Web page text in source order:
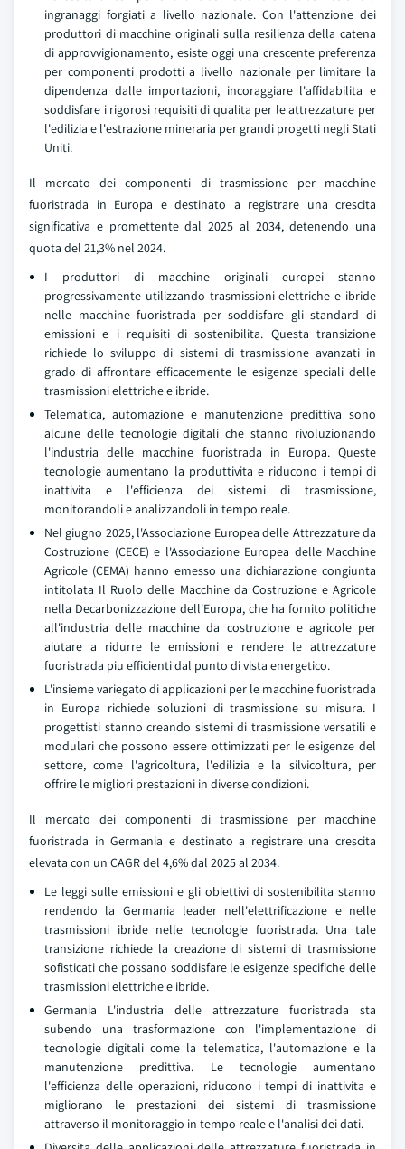
ingranaggi forgiati a livello nazionale. Con l'attenzione dei
produttori di macchine originali sulla resilienza della catena
di approvvigionamento, esiste oggi una crescente preferenza
per componenti prodotti a livello nazionale per limitare la
dipendenza dalle importazioni, incoraggiare l'affidabilita e
soddisfare i rigorosi requisiti di qualita per le attrezzature per
l'edilizia e l'estrazione mineraria per grandi progetti negli Stati
Uniti.
Il mercato dei componenti di trasmissione per macchine
fuoristrada in Europa e destinato a registrare una crescita
significativa e promettente dal 2025 al 2034, detenendo una
quota del 21,3% nel 2024.
I produttori di macchine originali europei stanno
progressivamente utilizzando trasmissioni elettriche e ibride
nelle macchine fuoristrada per soddisfare gli standard di
emissioni e i requisiti di sostenibilita. Questa transizione
richiede lo sviluppo di sistemi di trasmissione avanzati in
grado di affrontare efficacemente le esigenze speciali delle
trasmissioni elettriche e ibride.
Telematica, automazione e manutenzione predittiva sono
alcune delle tecnologie digitali che stanno rivoluzionando
l'industria delle macchine fuoristrada in Europa. Queste
tecnologie aumentano la produttivita e riducono i tempi di
inattivita e l'efficienza dei sistemi di trasmissione,
monitorandoli e analizzandoli in tempo reale.
Nel giugno 2025, l'Associazione Europea delle Attrezzature da
Costruzione (CECE) e l'Associazione Europea delle Macchine
Agricole (CEMA) hanno emesso una dichiarazione congiunta
intitolata Il Ruolo delle Macchine da Costruzione e Agricole
nella Decarbonizzazione dell'Europa, che ha fornito politiche
all'industria delle macchine da costruzione e agricole per
aiutare a ridurre le emissioni e rendere le attrezzature
fuoristrada piu efficienti dal punto di vista energetico.
L'insieme variegato di applicazioni per le macchine fuoristrada
in Europa richiede soluzioni di trasmissione su misura. I
progettisti stanno creando sistemi di trasmissione versatili e
modulari che possono essere ottimizzati per le esigenze del
settore, come l'agricoltura, l'edilizia e la silvicoltura, per
offrire le migliori prestazioni in diverse condizioni.
Il mercato dei componenti di trasmissione per macchine
fuoristrada in Germania e destinato a registrare una crescita
elevata con un CAGR del 4,6% dal 2025 al 2034.
Le leggi sulle emissioni e gli obiettivi di sostenibilita stanno
rendendo la Germania leader nell'elettrificazione e nelle
trasmissioni ibride nelle tecnologie fuoristrada. Una tale
transizione richiede la creazione di sistemi di trasmissione
sofisticati che possano soddisfare le esigenze specifiche delle
trasmissioni elettriche e ibride.
Germania L'industria delle attrezzature fuoristrada sta
subendo una trasformazione con l'implementazione di
tecnologie digitali come la telematica, l'automazione e la
manutenzione predittiva. Le tecnologie aumentano
l'efficienza delle operazioni, riducono i tempi di inattivita e
migliorano le prestazioni dei sistemi di trasmissione
attraverso il monitoraggio in tempo reale e l'analisi dei dati.